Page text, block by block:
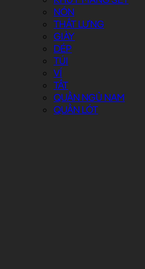
NÓN
THẮT LƯNG
GIÀY
DÉP
TÚI
VÍ
TẤT
QUẦN NGỦ NAM
QUẦN LÓT